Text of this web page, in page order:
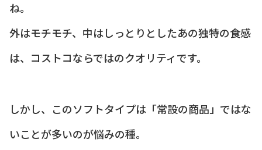
ね。
外はモチモチ、中はしっとりとしたあの独特の食感
は、コストコならではのクオリティです。
しかし、このソフトタイプは「常設の商品」ではな
いことが多いのが悩みの種。